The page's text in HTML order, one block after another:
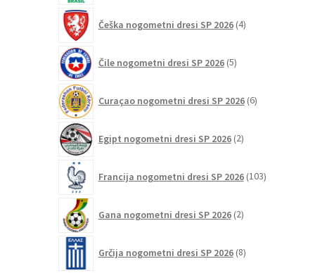
Češka nogometni dresi SP 2026 4izdelki
Čile nogometni dresi SP 2026 5izdelkov
Curaçao nogometni dresi SP 2026 6izdelkov
Egipt nogometni dresi SP 2026 2izdelka
Francija nogometni dresi SP 2026 103izdelki
Gana nogometni dresi SP 2026 2izdelka
Grčija nogometni dresi SP 2026 8izdelkov